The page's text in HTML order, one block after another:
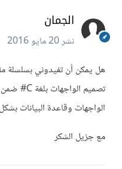
الجمان
نشر20 مايو 2016
الواجهات وقاعدة البيانات
مع جزيل الشكر